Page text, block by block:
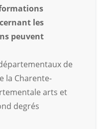
les
peuvent
de
la Charente-
arts et
degrés